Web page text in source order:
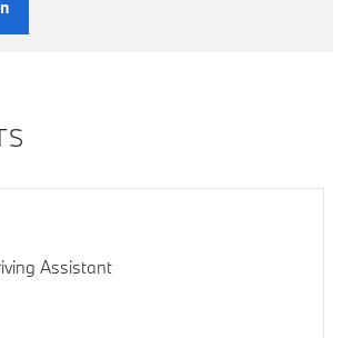
Assistant